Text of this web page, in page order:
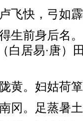
飞快，弓如
生前身后名
白居易·唐）
黄。妇姑荷
冈。足蒸暑